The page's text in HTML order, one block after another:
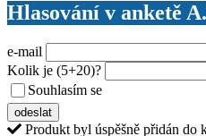
Hlasování v anketě
e-mail
Kolik je (5+20)?
Souhlasím se
odeslat
Produkt byl úspěšně přidán do